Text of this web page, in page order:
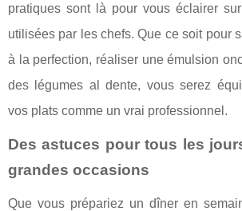
pratiques sont là pour vous éclairer
utilisées par les chefs. Que ce soit pour
à la perfection, réaliser une émulsion
des légumes al dente, vous serez
vos plats comme un vrai professionnel.
Des astuces pour tous les
grandes occasions
Que vous prépariez un dîner en